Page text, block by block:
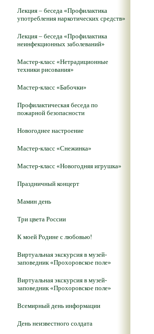
Лекция – беседа «Профилактика
употребления наркотических средств»
Лекция – беседа «Профилактика
неинфекционных заболеваний»
Мастер-класс «Нетрадиционные
техники рисования»
Мастер-класс «Бабочки»
Профилактическая беседа по
пожарной безопасности
Новогоднее настроение
Мастер-класс «Снежинка»
Мастер-класс «Новогодняя игрушка»
Праздничный концерт
Мамин день
Три цвета России
К моей Родине с любовью!
Виртуальная экскурсия в музей-
заповедник «Прохоровское поле»
Виртуальная экскурсия в музей-
заповедник «Прохоровское поле»
Всемирный день информации
День неизвестного солдата